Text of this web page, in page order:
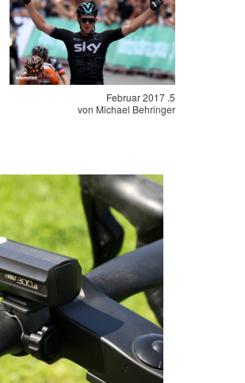
5. Februar 2017
von Michael Behringer